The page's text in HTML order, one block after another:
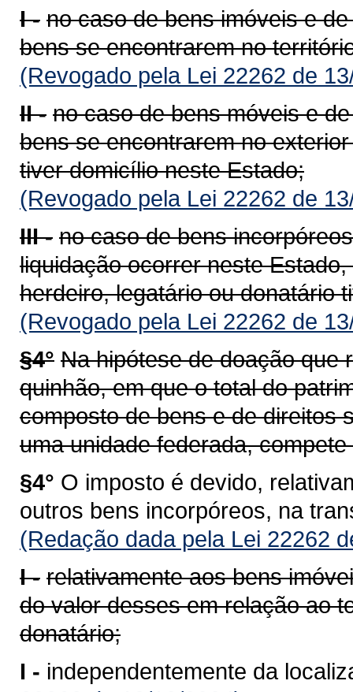
I - no caso de bens imóveis e
bens se encontrarem no
(Revogado pela Lei 22262 de
II - no caso de bens móveis e
bens se encontrarem no
tiver domicílio neste Estado;
(Revogado pela Lei 22262 de
III - no caso de bens
liquidação ocorrer neste
herdeiro, legatário ou donatário
(Revogado pela Lei 22262 de
§4° Na hipótese de doação que
quinhão, em que o total do
composto de bens e de direitos
uma unidade federada,
§4° O imposto é devido,
outros bens incorpóreos, na
(Redação dada pela Lei 22262
I - relativamente aos bens
do valor desses em relação ao
donatário;
I - independentemente da